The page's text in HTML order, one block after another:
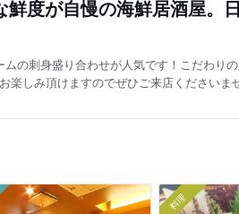
鮮度が自慢の海鮮居酒屋。
の刺身盛り合わせが人気です！こだわり
しみ頂けますのでぜひご来店くださいま
料理